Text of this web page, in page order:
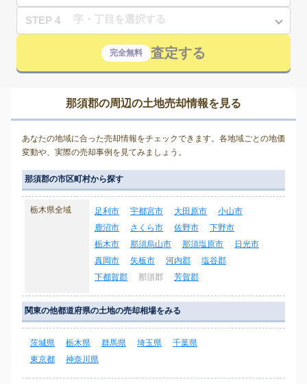
STEP 4
完全無料 査定する
那須郡の周辺の土地売却情報を見る
あなたの地域に合った売却情報をチェックできます。各地域ごとの地価
変動や、実際の売却事例を見てみましょう。
那須郡の市区町村から探す
栃木県全域 足利市 宇都宮市 大田原市
小山市
鹿沼市
さくら市 佐野市
下野市
栃木市
那須烏山市 那須塩原市
日光市
真岡市
矢板市 河内郡
塩谷郡
下都賀郡
那須郡 芳賀郡
関東の他都道府県の土地の売却相場をみる
茨城県 栃木県 群馬県 埼玉県
千葉県
東京都
神奈川県